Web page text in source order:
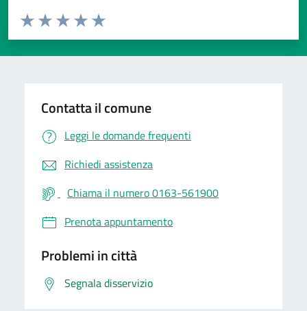
Valuta da 1 a 5 stelle la pagina
Valuta 5 stelle su 5
Valuta 4 stelle su 5
Valuta 3 stelle su 5
Valuta 2 stelle su 5
Valuta 1 stelle su 5
Contatta il comune
Leggi le domande frequenti
Richiedi assistenza
Chiama il numero 0163-561900
Prenota appuntamento
Problemi in città
Segnala disservizio